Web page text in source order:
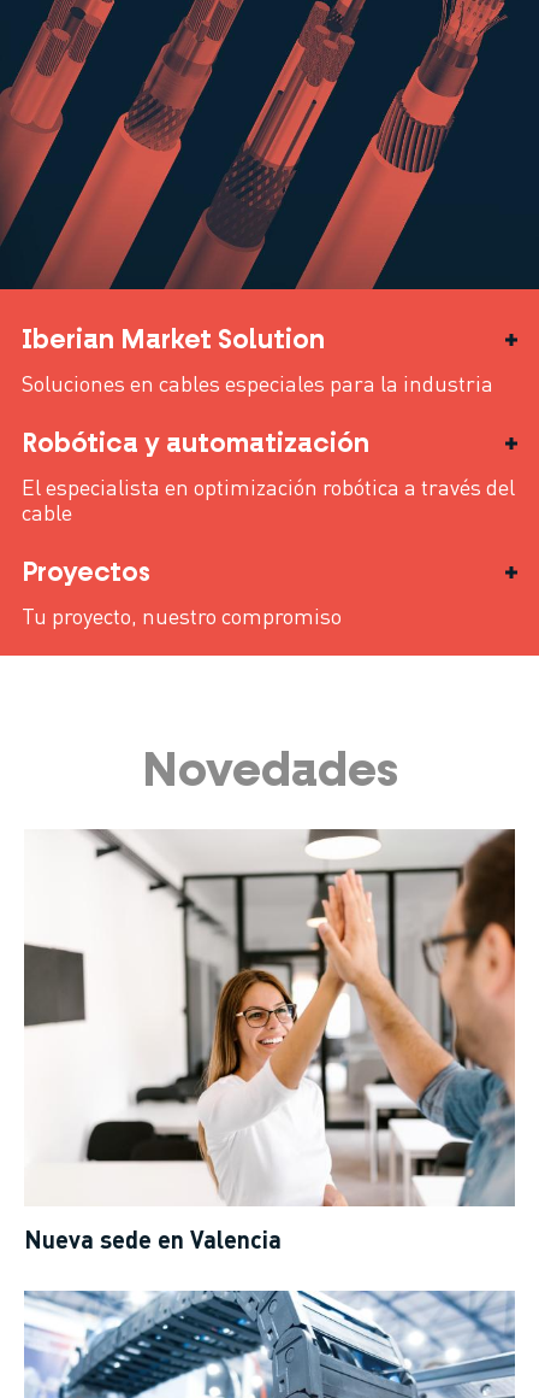
Iberian Market Solution
Soluciones en cables especiales para la industria
Robótica y automatización
El especialista en optimización robótica a través del
cable
Proyectos
Tu proyecto, nuestro compromiso
Novedades
Nueva sede en Valencia